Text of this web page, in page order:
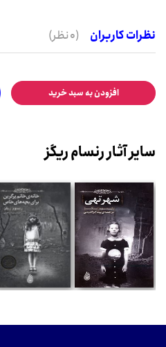
نظرات کاربران (0 نظر)
افزودن به سبد خرید
سایر آثار رنسام ریگز